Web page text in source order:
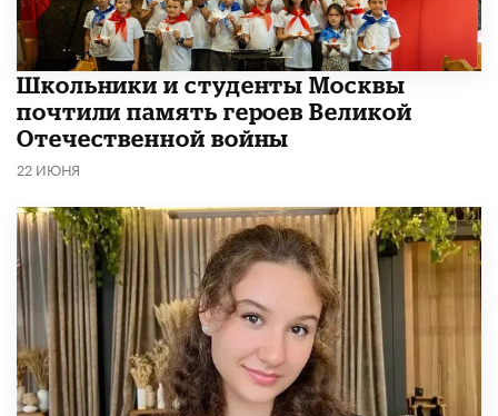
Школьники и студенты Москвы
почтили память героев Великой
Отечественной войны
22 ИЮНЯ